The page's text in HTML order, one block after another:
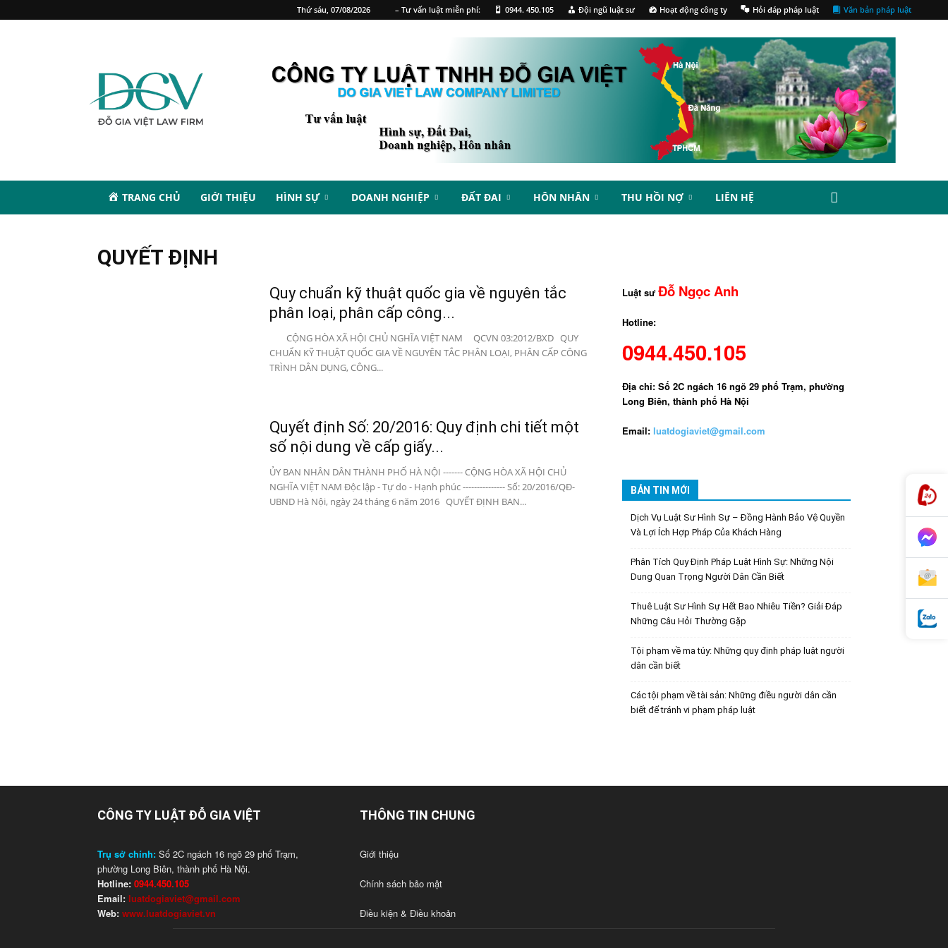
Thứ sáu, 07/08/2026 – Tư vấn luật miễn phí: 0944. 450.105 Đội ngũ luật sư Hoạt động công ty Hỏi đáp pháp luật Văn bản pháp luật
TRANG CHỦ GIỚI THIỆU HÌNH SỰ DOANH NGHIỆP ĐẤT ĐAI HÔN NHÂN THU HỒI NỢ LIÊN HỆ
QUYẾT ĐỊNH
Quy chuẩn kỹ thuật quốc gia về nguyên tắc
phân loại, phân cấp công...
CỘNG HÒA XÃ HỘI CHỦ NGHĨA VIỆT NAM QCVN 03:2012/BXD QUY
CHUẨN KỸ THUẬT QUỐC GIA VỀ NGUYÊN TẮC PHÂN LOẠI, PHÂN CẤP CÔNG
TRÌNH DÂN DỤNG, CÔNG...
Quyết định Số: 20/2016: Quy định chi tiết một
số nội dung về cấp giấy...
ỦY BAN NHÂN DÂN THÀNH PHỐ HÀ NỘI ------- CỘNG HÒA XÃ HỘI CHỦ
NGHĨA VIỆT NAM Độc lập - Tự do - Hạnh phúc --------------- Số: 20/2016/QĐ-
UBND Hà Nội, ngày 24 tháng 6 năm 2016 QUYẾT ĐỊNH BAN...
Luật sưĐỗ Ngọc Anh
Hotline:
0944.450.105
Địa chỉ: Số 2C ngách 16 ngõ 29 phố Trạm, phường
Long Biên, thành phố Hà Nội
Email: luatdogiaviet@gmail.com
BẢN TIN MỚI
Dịch Vụ Luật Sư Hình Sự – Đồng Hành Bảo Vệ Quyền
Và Lợi Ích Hợp Pháp Của Khách Hàng
Phân Tích Quy Định Pháp Luật Hình Sự: Những Nội
Dung Quan Trọng Người Dân Cần Biết
Thuê Luật Sư Hình Sự Hết Bao Nhiêu Tiền? Giải Đáp
Những Câu Hỏi Thường Gặp
Tội phạm về ma túy: Những quy định pháp luật người
dân cần biết
Các tội phạm về tài sản: Những điều người dân cần
biết để tránh vi phạm pháp luật
CÔNG TY LUẬT ĐỖ GIA VIỆT
Trụ sở chính: Số 2C ngách 16 ngõ 29 phố Trạm,
phường Long Biên, thành phố Hà Nội.
Hotline: 0944.450.105
Email: luatdogiaviet@gmail.com
Web: www.luatdogiaviet.vn
THÔNG TIN CHUNG
Giới thiệu
Chính sách bảo mật
Điều kiện & Điều khoản